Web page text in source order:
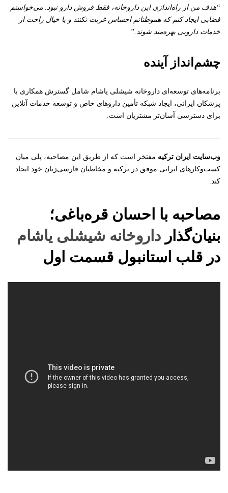
“هدف من از راه‌اندازی این داروخانه، فقط فروش دارو نبود. می‌خواستم
فضایی ایجاد کنم که هموطنانم احساس غربت نکنند و با خیال راحت از
خدمات دارویی بهره‌مند شوند.”
چشم‌انداز آینده
برنامه‌های توسعه‌ای داروخانه شیشلی یاشام شامل گسترش همکاری با
پزشکان ایرانی، ایجاد شبکه تأمین داروهای خاص و توسعه خدمات آنلاین
برای دسترسی آسان‌تر مشتریان است.
وب‌سایت ایران ترکیه مفتخر است که از طریق این مصاحبه، پلی میان
کسب‌وکارهای ایرانی موفق در ترکیه و مخاطبان فارسی‌زبان خود ایجاد
کند.
مصاحبه با احسان قره‌باغی؛
بنیان‌گذار داروخانه شیشلی یاشام
در قلب استانبول قسمت اول